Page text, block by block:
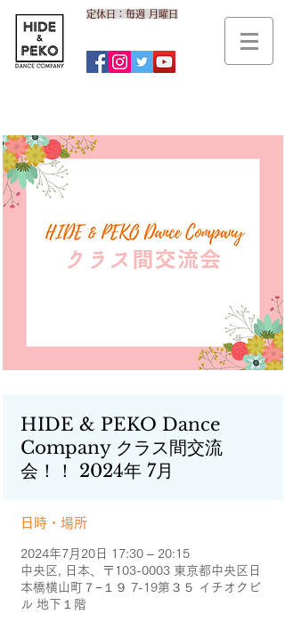
​定休日：毎週 月曜日
HIDE & PEKO Dance
Company クラス間交流
会！！ 2024年 7月
日時・場所
2024年7月20日 17:30 – 20:15
中央区, 日本、〒103-0003 東京都中央区日
本橋横山町７−１９ 7-19第３５ イチオクビ
ル 地下１階